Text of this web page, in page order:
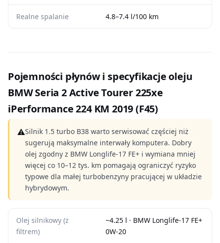
Realne spalanie 4.8–7.4 l/100 km
Pojemności płynów i specyfikacje oleju
BMW Seria 2 Active Tourer 225xe
iPerformance 224 KM 2019 (F45)
⚠Silnik 1.5 turbo B38 warto serwisować częściej niż
sugerują maksymalne interwały komputera. Dobry
olej zgodny z BMW Longlife-17 FE+ i wymiana mniej
więcej co 10–12 tys. km pomagają ograniczyć ryzyko
typowe dla małej turbobenzyny pracującej w układzie
hybrydowym.
Olej silnikowy (z
filtrem)
~4.25 l · BMW Longlife-17 FE+
0W-20